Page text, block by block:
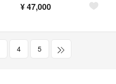
¥47,000
4 5